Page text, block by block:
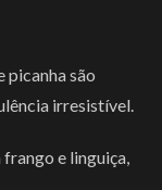
picanha são
irresistível.
e linguiça,